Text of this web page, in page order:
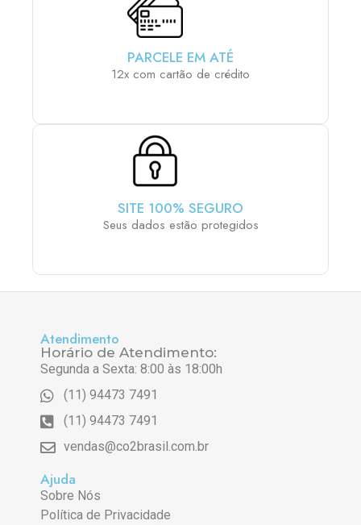
PARCELE EM ATÉ
12x com cartão de crédito
SITE 100% SEGURO
Seus dados estão protegidos
Atendimento
Horário de Atendimento:
Segunda a Sexta: 8:00 às 18:00h
(11) 94473 7491
(11) 94473 7491
vendas@co2brasil.com.br
Ajuda
Sobre Nós
Política de Privacidade